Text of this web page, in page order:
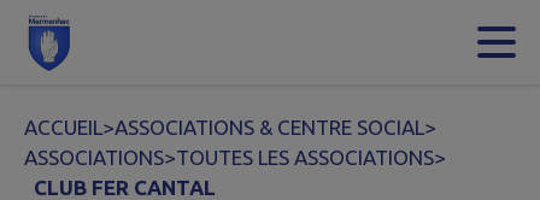
Contenu
ACCUEIL>ASSOCIATIONS & CENTRE SOCIAL>
ASSOCIATIONS>TOUTES LES ASSOCIATIONS>
CLUB FER CANTAL